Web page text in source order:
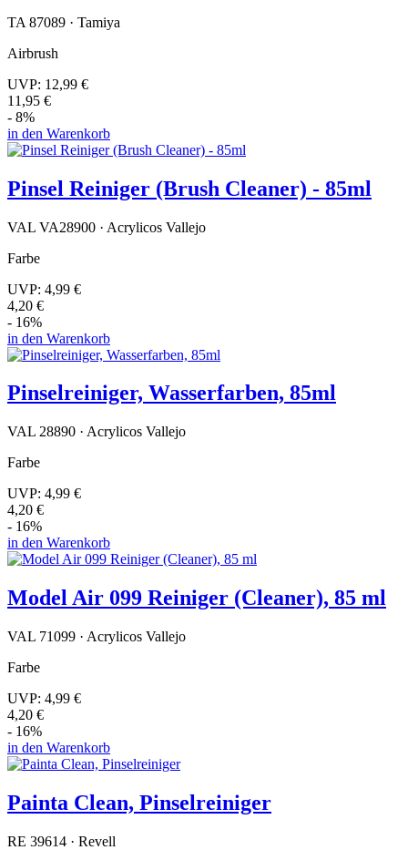
TA 87089 · Tamiya
Airbrush
UVP: 12,99 €
11,95 €
- 8%
in den Warenkorb
Pinsel Reiniger (Brush Cleaner) - 85ml
VAL VA28900 · Acrylicos Vallejo
Farbe
UVP: 4,99 €
4,20 €
- 16%
in den Warenkorb
Pinselreiniger, Wasserfarben, 85ml
VAL 28890 · Acrylicos Vallejo
Farbe
UVP: 4,99 €
4,20 €
- 16%
in den Warenkorb
Model Air 099 Reiniger (Cleaner), 85 ml
VAL 71099 · Acrylicos Vallejo
Farbe
UVP: 4,99 €
4,20 €
- 16%
in den Warenkorb
Painta Clean, Pinselreiniger
RE 39614 · Revell